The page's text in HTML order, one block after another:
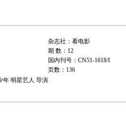
杂志社：看电影
期 数：12
国内刊号：CN51-1618/I
页数：136
年 明星艺人 导演